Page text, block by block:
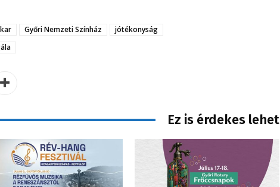
Győri Nemzeti Színház
jótékonyság
Ez is érdekes lehet